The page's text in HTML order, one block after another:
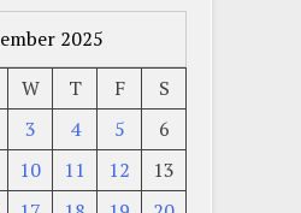
2025
W T F
S
3 4 5
6
10 11 12
13